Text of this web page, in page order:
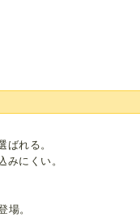
れる。
にくい。
場。